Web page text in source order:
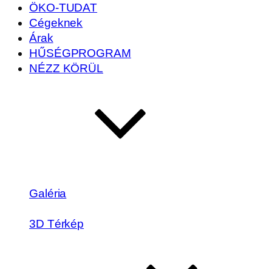
ÖKO-TUDAT
Cégeknek
Árak
HŰSÉGPROGRAM
NÉZZ KÖRÜL
Galéria
3D Térkép